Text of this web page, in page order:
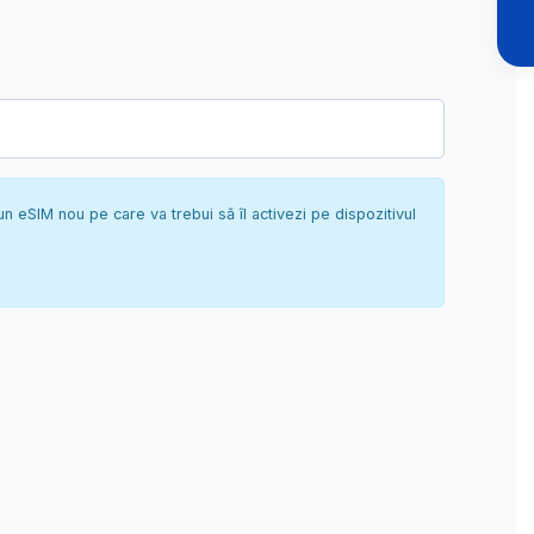
eSIM nou pe care va trebui să îl activezi pe dispozitivul